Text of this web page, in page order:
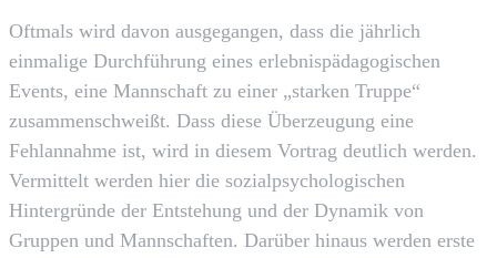
Oftmals wird davon ausgegangen, dass die jährlich
einmalige Durchführung eines erlebnispädagogischen
Events, eine Mannschaft zu einer „starken Truppe“
zusammenschweißt. Dass diese Überzeugung eine
Fehlannahme ist, wird in diesem Vortrag deutlich werden.
Vermittelt werden hier die sozialpsychologischen
Hintergründe der Entstehung und der Dynamik von
Gruppen und Mannschaften. Darüber hinaus werden erste